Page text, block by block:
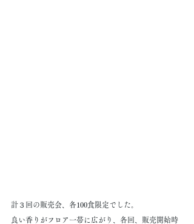
計３回の販売会、各100食限定でした。
良い香りがフロア一帯に広がり、各回、販売開始時